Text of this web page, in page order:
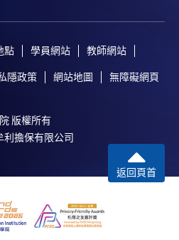
點 學員網站 教師網站
隱政策 網站地圖 無障礙網頁
版權所有
利擔保有限公司
返回頁首